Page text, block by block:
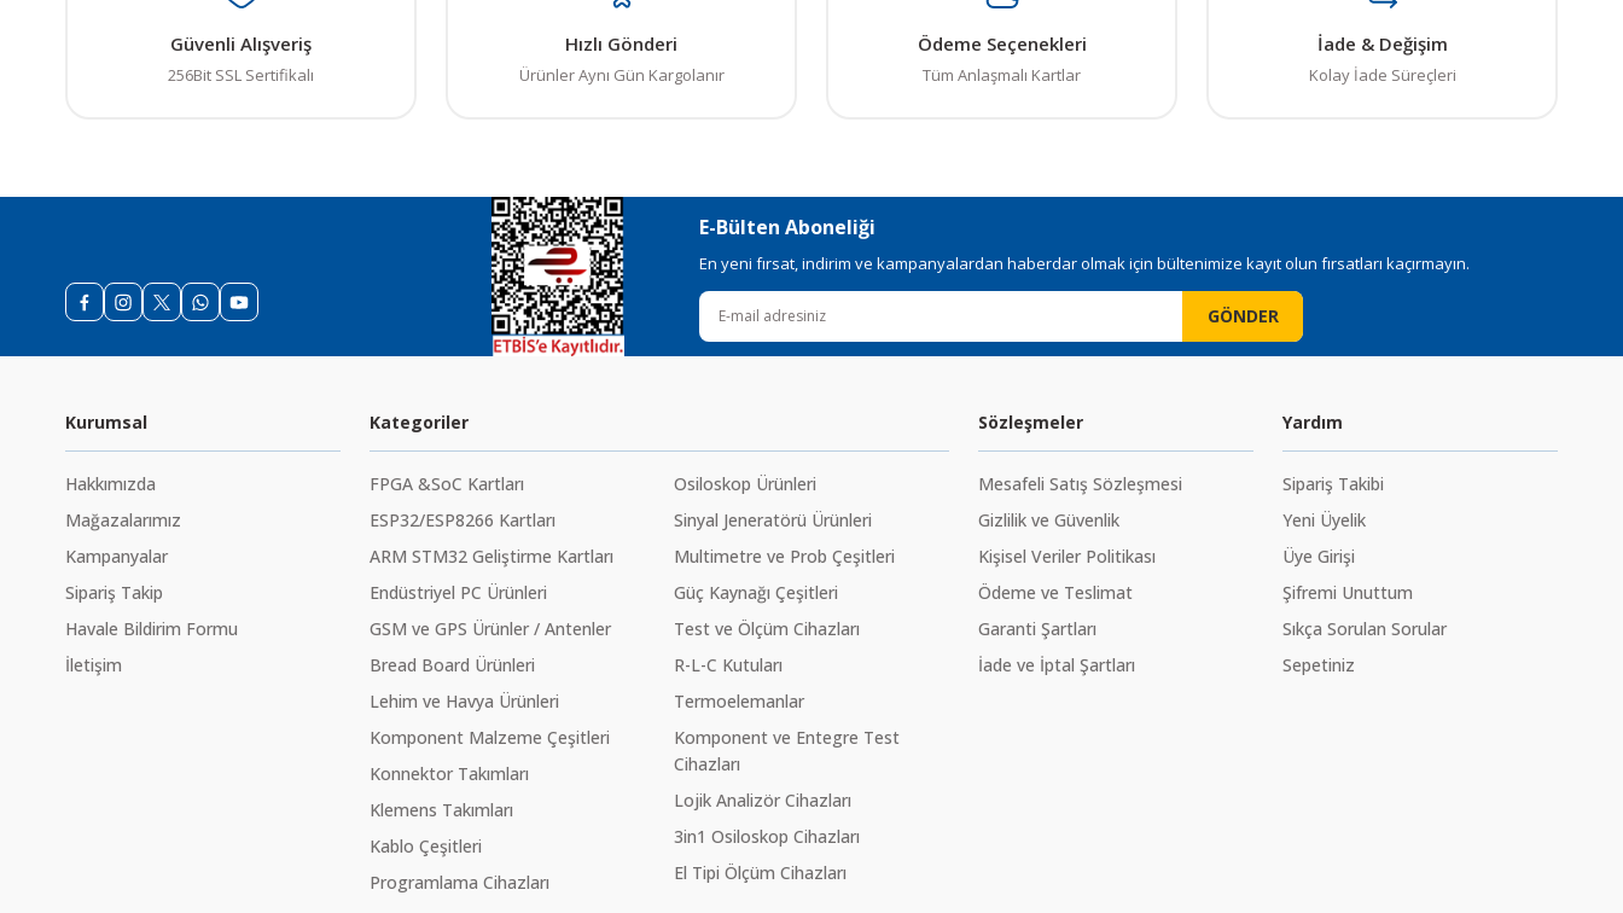
Yorum Yaz
Ürün açıklamasında eksik bilgiler bulunuyor.
Güvenli Alışveriş
256Bit SSL Sertifikalı
Hızlı Gönderi
Ürünler Aynı Gün Kargolanır
Ödeme Seçenekleri
Tüm Anlaşmalı Kartlar
İade & Değişim
Kolay İade Süreçleri
E-Bülten Aboneliği
En yeni fırsat, indirim ve kampanyalardan haberdar olmak için bültenimize kayıt olun fırsatları kaçırmayın.
GÖNDER
Kurumsal
Hakkımızda
Mağazalarımız
Kampanyalar
Sipariş Takip
Havale Bildirim Formu
İletişim
Kategoriler
FPGA &SoC Kartları
ESP32/ESP8266 Kartları
ARM STM32 Geliştirme Kartları
Endüstriyel PC Ürünleri
GSM ve GPS Ürünler / Antenler
Bread Board Ürünleri
Lehim ve Havya Ürünleri
Komponent Malzeme Çeşitleri
Konnektor Takımları
Klemens Takımları
Kablo Çeşitleri
Programlama Cihazları
Osiloskop Ürünleri
Sinyal Jeneratörü Ürünleri
Multimetre ve Prob Çeşitleri
Güç Kaynağı Çeşitleri
Test ve Ölçüm Cihazları
R-L-C Kutuları
Termoelemanlar
Komponent ve Entegre Test
Cihazları
Lojik Analizör Cihazları
3in1 Osiloskop Cihazları
El Tipi Ölçüm Cihazları
Sözleşmeler
Mesafeli Satış Sözleşmesi
Gizlilik ve Güvenlik
Kişisel Veriler Politikası
Ödeme ve Teslimat
Garanti Şartları
İade ve İptal Şartları
Yardım
Sipariş Takibi
Yeni Üyelik
Üye Girişi
Şifremi Unuttum
Sıkça Sorulan Sorular
Sepetiniz